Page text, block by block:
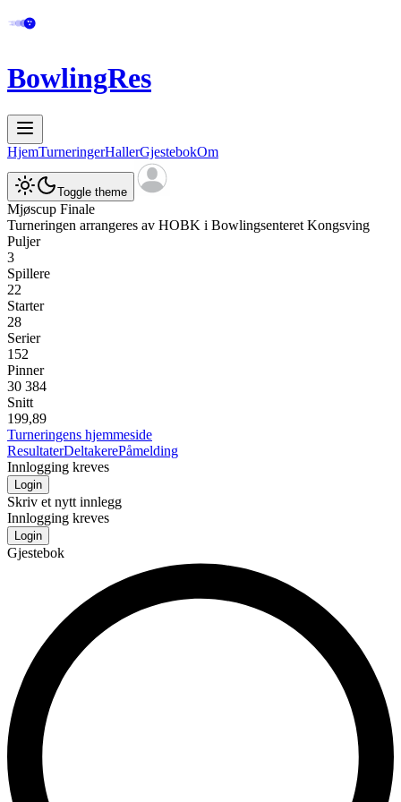
BowlingRes
HjemTurneringerHallerGjestebokOm
Toggle theme
Mjøscup Finale
Turneringen arrangeres av HOBK i Bowlingsenteret Kongsving
Puljer
3
Spillere
22
Starter
28
Serier
152
Pinner
30 384
Snitt
199,89
Turneringens hjemmeside
ResultaterDeltakerePåmelding
Innlogging kreves
Login
Skriv et nytt innlegg
Innlogging kreves
Login
Gjestebok